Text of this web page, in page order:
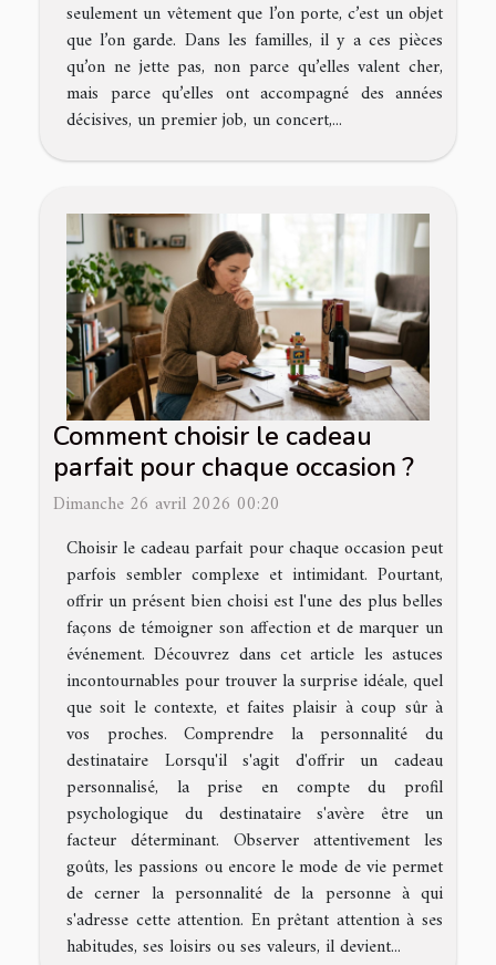
seulement un vêtement que l’on porte, c’est un objet
que l’on garde. Dans les familles, il y a ces pièces
qu’on ne jette pas, non parce qu’elles valent cher,
mais parce qu’elles ont accompagné des années
décisives, un premier job, un concert,...
Comment choisir le cadeau
parfait pour chaque occasion ?
Dimanche 26 avril 2026 00:20
Choisir le cadeau parfait pour chaque occasion peut
parfois sembler complexe et intimidant. Pourtant,
offrir un présent bien choisi est l'une des plus belles
façons de témoigner son affection et de marquer un
événement. Découvrez dans cet article les astuces
incontournables pour trouver la surprise idéale, quel
que soit le contexte, et faites plaisir à coup sûr à
vos proches. Comprendre la personnalité du
destinataire Lorsqu'il s'agit d'offrir un cadeau
personnalisé, la prise en compte du profil
psychologique du destinataire s'avère être un
facteur déterminant. Observer attentivement les
goûts, les passions ou encore le mode de vie permet
de cerner la personnalité de la personne à qui
s'adresse cette attention. En prêtant attention à ses
habitudes, ses loisirs ou ses valeurs, il devient...